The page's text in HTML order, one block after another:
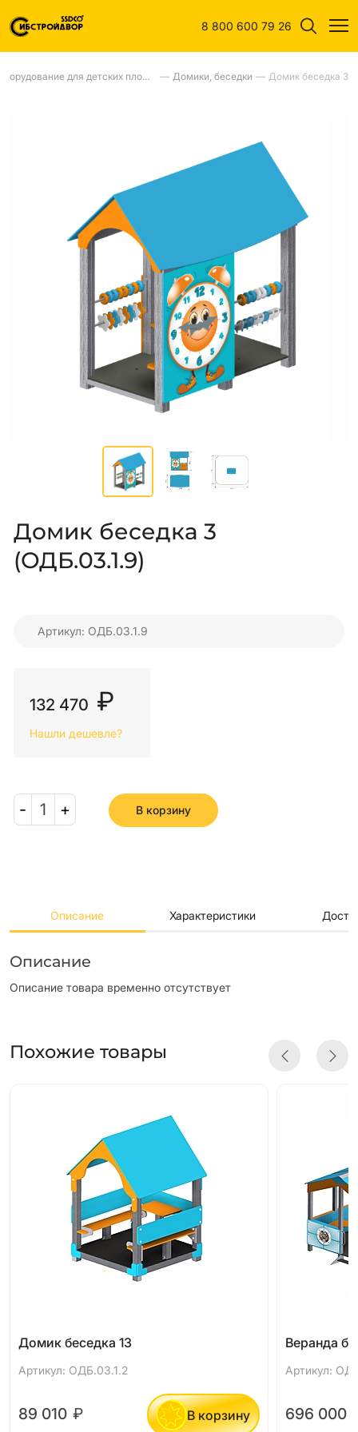
8 800 600 79 26
Оборудование для детских площадок — Домики, беседки — Домик беседка 3
Домик беседка 3
(ОДБ.03.1.9)
Артикул: ОДБ.03.1.9
132 470 ₽
Нашли дешевле?
- 1 + В корзину
Описание Характеристики
Описание
Описание товара временно отсутствует
Похожие товары
Домик беседка 13
Артикул: ОДБ.03.1.2
89 010 ₽ В корзину
Веранда
Артикул:
696 000